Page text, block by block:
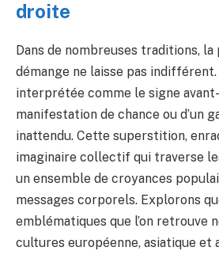
droite
Dans de nombreuses traditions,
démange ne laisse pas
interprétée comme le signe
manifestation de chance ou d’un
inattendu. Cette superstition,
imaginaire collectif qui traverse
un ensemble de croyances
messages corporels. Explorons
emblématiques que l’on retrouve
cultures européenne, asiatique et